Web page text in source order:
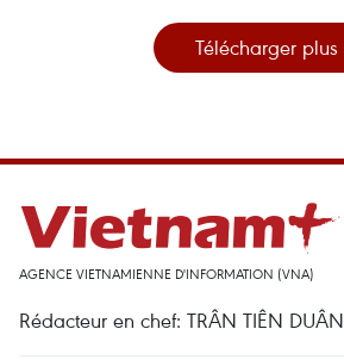
Télécharger plus
AGENCE VIETNAMIENNE D'INFORMATION (VNA)
Rédacteur en chef: TRÂN TIÊN DUÂN